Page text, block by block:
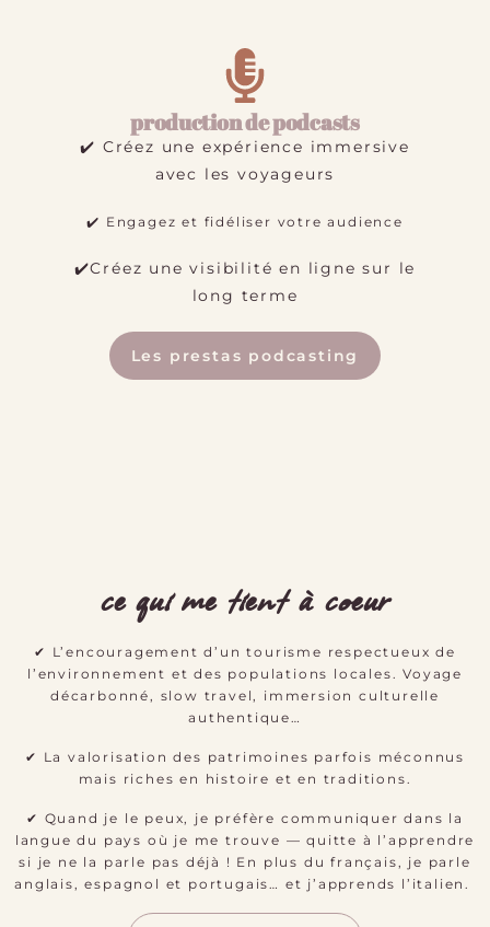
production de podcasts
✔️ Créez une expérience immersive
avec les voyageurs
✔️ Engagez et fidéliser votre audience
✔️Créez une visibilité en ligne sur le
long terme
Les prestas podcasting
ce qui me tient à coeur
✔ L’encouragement d’un tourisme respectueux de
l’environnement et des populations locales. Voyage
décarbonné, slow travel, immersion culturelle
authentique…
✔ La valorisation des patrimoines parfois méconnus
mais riches en histoire et en traditions.
✔ Quand je le peux, je préfère communiquer dans la
langue du pays où je me trouve — quitte à l’apprendre
si je ne la parle pas déjà ! En plus du français, je parle
anglais, espagnol et portugais… et j’apprends l’italien.